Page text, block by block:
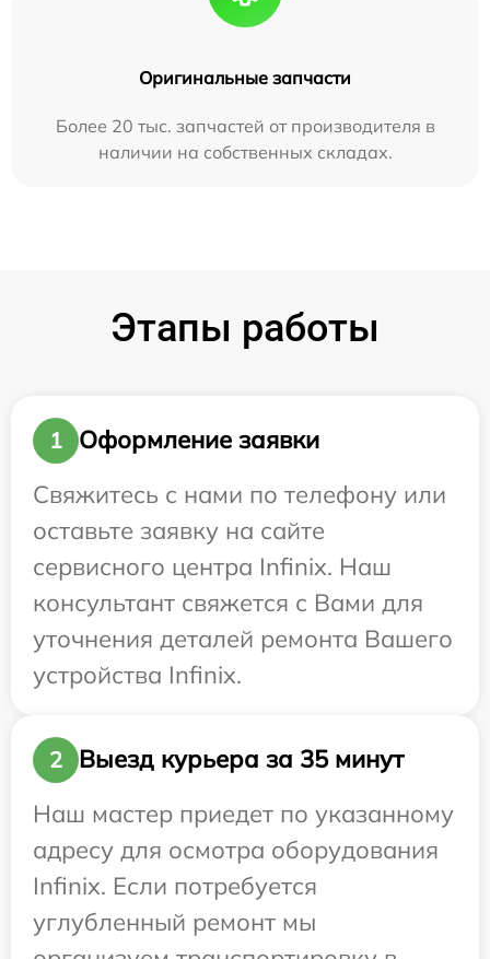
Оригинальные запчасти
Более 20 тыс. запчастей от производителя в
наличии на собственных складах.
Этапы работы
1
Оформление заявки
Свяжитесь с нами по телефону или
оставьте заявку на сайте
сервисного центра Infinix. Наш
консультант свяжется с Вами для
уточнения деталей ремонта Вашего
устройства Infinix.
2
Выезд курьера за 35 минут
Наш мастер приедет по указанному
адресу для осмотра оборудования
Infinix. Если потребуется
углубленный ремонт мы